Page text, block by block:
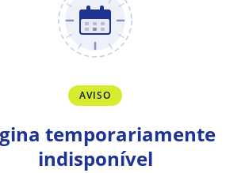
AVISO
temporariamente
indisponível